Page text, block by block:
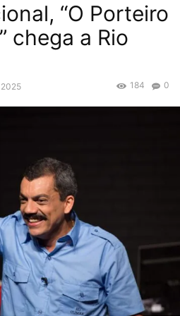
“O Porteiro
chega a Rio
0
184